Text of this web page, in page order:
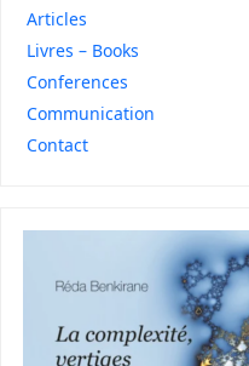
Articles
Livres – Books
Conferences
Communication
Contact